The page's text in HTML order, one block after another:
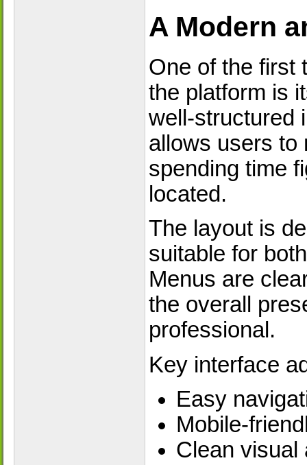
A Modern
One of the first
the platform is
well-structured
allows users to
spending time
located.
The layout is
suitable for
Menus are
the overall
professional.
Key interface
Easy
Mobile-
Clean visual